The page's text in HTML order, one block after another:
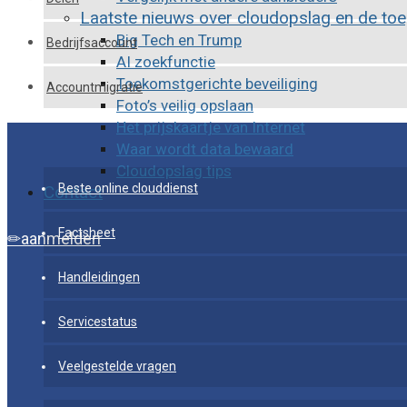
Laatste nieuws over cloudopslag en de
Big Tech en Trump
AI zoekfunctie
Toekomstgerichte beveiliging
Foto’s veilig opslaan
Het prijskaartje van Internet
Waar wordt data bewaard
Cloudopslag tips
Contact
aanmelden
Bedrijfsaccount
Accountmigratie
Beste online clouddienst
Factsheet
Handleidingen
Servicestatus
Veelgestelde vragen